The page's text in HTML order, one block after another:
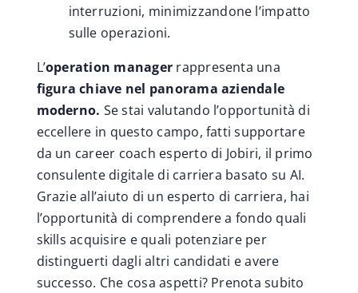
interruzioni, minimizzandone l’impatto
sulle operazioni.
L’operation manager rappresenta una
figura chiave nel panorama aziendale
moderno. Se stai valutando l’opportunità di
eccellere in questo campo, fatti supportare
da un career coach esperto di Jobiri, il primo
consulente digitale di carriera basato su AI.
Grazie all’aiuto di un esperto di carriera, hai
l’opportunità di comprendere a fondo quali
skills acquisire e quali potenziare per
distinguerti dagli altri candidati e avere
successo. Che cosa aspetti? Prenota subito